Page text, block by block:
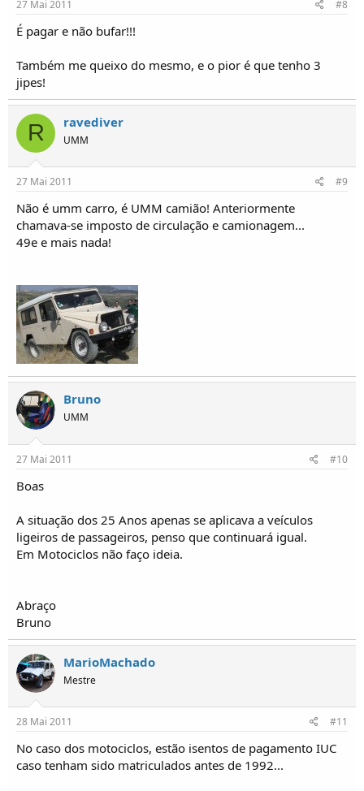
27 Mai 2011 #8
É pagar e não bufar!!!
Também me queixo do mesmo, e o pior é que tenho 3
jipes!
R ravediver
UMM
27 Mai 2011 #9
Não é umm carro, é UMM camião! Anteriormente
chamava-se imposto de circulação e camionagem...
49e e mais nada!
Bruno
UMM
27 Mai 2011 #10
Boas
A situação dos 25 Anos apenas se aplicava a veículos
ligeiros de passageiros, penso que continuará igual.
Em Motociclos não faço ideia.
Abraço
Bruno
MarioMachado
Mestre
28 Mai 2011 #11
No caso dos motociclos, estão isentos de pagamento IUC
caso tenham sido matriculados antes de 1992...